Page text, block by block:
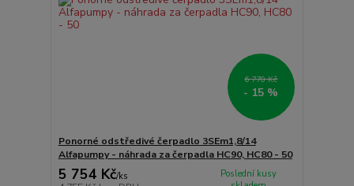
6 770 Kč
- 15 %
Ponorné odstředivé čerpadlo 3SEm1,8/14
Alfapumpy - náhrada za čerpadla HC90, HC80 - 50
5 754 Kč/ks
Poslední kusy